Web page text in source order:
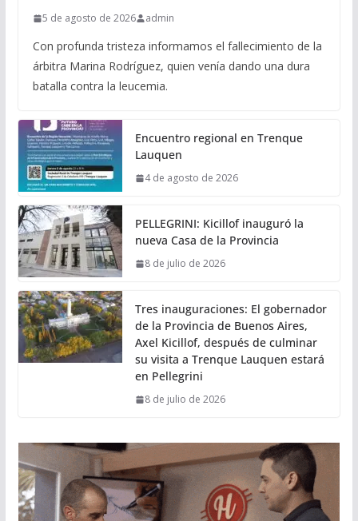
5 de agosto de 2026 admin
Con profunda tristeza informamos el fallecimiento de la
árbitra Marina Rodríguez, quien venía dando una dura
batalla contra la leucemia.
Encuentro regional en Trenque
Lauquen
4 de agosto de 2026
PELLEGRINI: Kicillof inauguró la
nueva Casa de la Provincia
8 de julio de 2026
Tres inauguraciones: El gobernador
de la Provincia de Buenos Aires,
Axel Kicillof, después de culminar
su visita a Trenque Lauquen estará
en Pellegrini
8 de julio de 2026